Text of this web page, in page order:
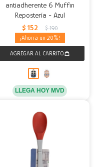
antiadherente 6 Muffin
Repostería - Azul
$ 152 $ 190
20
LLEGA HOY MVD